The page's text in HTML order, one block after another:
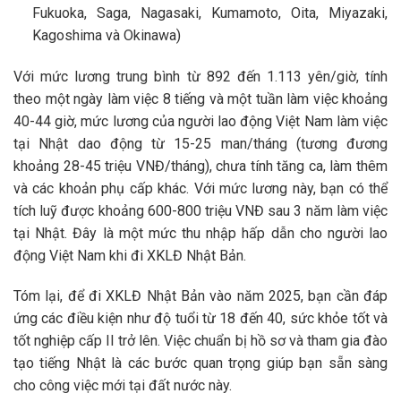
Fukuoka, Saga, Nagasaki, Kumamoto, Oita, Miyazaki,
Kagoshima và Okinawa)
Với mức lương trung bình từ 892 đến 1.113 yên/giờ, tính
theo một ngày làm việc 8 tiếng và một tuần làm việc khoảng
40-44 giờ, mức lương của người lao động Việt Nam làm việc
tại Nhật dao động từ 15-25 man/tháng (tương đương
khoảng 28-45 triệu VNĐ/tháng), chưa tính tăng ca, làm thêm
và các khoản phụ cấp khác. Với mức lương này, bạn có thể
tích luỹ được khoảng 600-800 triệu VNĐ sau 3 năm làm việc
tại Nhật. Đây là một mức thu nhập hấp dẫn cho người lao
động Việt Nam khi đi XKLĐ Nhật Bản.
Tóm lại, để đi XKLĐ Nhật Bản vào năm 2025, bạn cần đáp
ứng các điều kiện như độ tuổi từ 18 đến 40, sức khỏe tốt và
tốt nghiệp cấp II trở lên. Việc chuẩn bị hồ sơ và tham gia đào
tạo tiếng Nhật là các bước quan trọng giúp bạn sẵn sàng
cho công việc mới tại đất nước này.